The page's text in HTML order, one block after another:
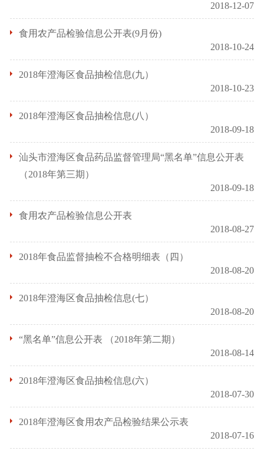
2018-12-07
食用农产品检验信息公开表(9月份)
2018-10-24
2018年澄海区食品抽检信息(九）
2018-10-23
2018年澄海区食品抽检信息(八）
2018-09-18
汕头市澄海区食品药品监督管理局“黑名单”信息公开表
（2018年第三期）
2018-09-18
食用农产品检验信息公开表
2018-08-27
2018年食品监督抽检不合格明细表（四）
2018-08-20
2018年澄海区食品抽检信息(七）
2018-08-20
“黑名单”信息公开表 （2018年第二期）
2018-08-14
2018年澄海区食品抽检信息(六）
2018-07-30
2018年澄海区食用农产品检验结果公示表
2018-07-16